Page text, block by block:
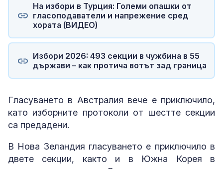
На избори в Турция: Големи опашки от
гласоподаватели и напрежение сред
хората (ВИДЕО)
Избори 2026: 493 секции в чужбина в 55
държави – как протича вотът зад граница
Гласуването в Австралия вече е приключило,
като изборните протоколи от шестте секции
са предадени.
В Нова Зеландия гласуването е приключило в
двете секции, както и в Южна Корея в